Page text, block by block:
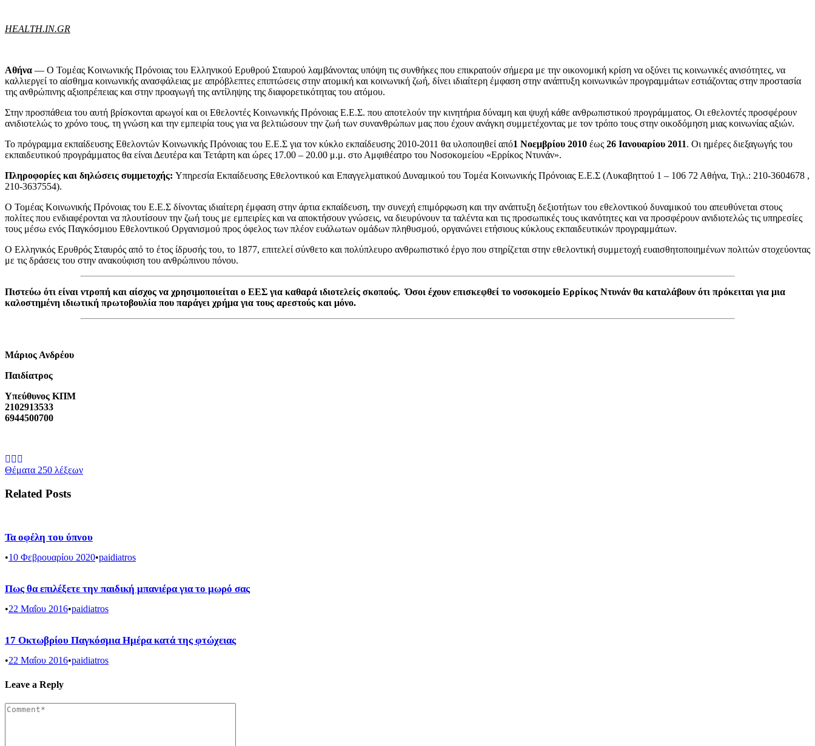
HEALTH.IN.GR
Αθήνα — Ο Τομέας Κοινωνικής Πρόνοιας του Ελληνικού Ερυθρού Σταυρού λαμβάνοντας υπόψη τις συνθήκες που επικρατούν σήμερα με την οικονομική κρίση να οξύνει τις κοινωνικές ανισότητες, να
καλλιεργεί το αίσθημα κοινωνικής ανασφάλειας με απρόβλεπτες επιπτώσεις στην ατομική και κοινωνική ζωή, δίνει ιδιαίτερη έμφαση στην ανάπτυξη κοινωνικών προγραμμάτων εστιάζοντας στην προστασία
της ανθρώπινης αξιοπρέπειας και στην προαγωγή της αντίληψης της διαφορετικότητας του ατόμου.
Στην προσπάθεια του αυτή βρίσκονται αρωγοί και οι Εθελοντές Κοινωνικής Πρόνοιας Ε.Ε.Σ. που αποτελούν την κινητήρια δύναμη και ψυχή κάθε ανθρωπιστικού προγράμματος. Οι εθελοντές προσφέρουν
ανιδιοτελώς το χρόνο τους, τη γνώση και την εμπειρία τους για να βελτιώσουν την ζωή των συνανθρώπων μας που έχουν ανάγκη συμμετέχοντας με τον τρόπο τους στην οικοδόμηση μιας κοινωνίας αξιών.
Το πρόγραμμα εκπαίδευσης Εθελοντών Κοινωνικής Πρόνοιας του Ε.Ε.Σ για τον κύκλο εκπαίδευσης 2010-2011 θα υλοποιηθεί από1 Νοεμβρίου 2010 έως 26 Ιανουαρίου 2011. Οι ημέρες διεξαγωγής του
εκπαιδευτικού προγράμματος θα είναι Δευτέρα και Τετάρτη και ώρες 17.00 – 20.00 μ.μ. στο Αμφιθέατρο του Νοσοκομείου «Ερρίκος Ντυνάν».
Πληροφορίες και δηλώσεις συμμετοχής: Υπηρεσία Εκπαίδευσης Εθελοντικού και Επαγγελματικού Δυναμικού του Τομέα Κοινωνικής Πρόνοιας Ε.Ε.Σ (Λυκαβηττού 1 – 106 72 Αθήνα, Τηλ.: 210-3604678 ,
210-3637554).
Ο Τομέας Κοινωνικής Πρόνοιας του Ε.Ε.Σ δίνοντας ιδιαίτερη έμφαση στην άρτια εκπαίδευση, την συνεχή επιμόρφωση και την ανάπτυξη δεξιοτήτων του εθελοντικού δυναμικού του απευθύνεται στους
πολίτες που ενδιαφέρονται να πλουτίσουν την ζωή τους με εμπειρίες και να αποκτήσουν γνώσεις, να διευρύνουν τα ταλέντα και τις προσωπικές τους ικανότητες και να προσφέρουν ανιδιοτελώς τις υπηρεσίες
τους μέσω ενός Παγκόσμιου Εθελοντικού Οργανισμού προς όφελος των πλέον ευάλωτων ομάδων πληθυσμού, οργανώνει ετήσιους κύκλους εκπαιδευτικών προγραμμάτων.
Ο Ελληνικός Ερυθρός Σταυρός από το έτος ίδρυσής του, το 1877, επιτελεί σύνθετο και πολύπλευρο ανθρωπιστικό έργο που στηρίζεται στην εθελοντική συμμετοχή ευαισθητοποιημένων πολιτών στοχεύοντας
με τις δράσεις του στην ανακούφιση του ανθρώπινου πόνου.
Πιστεύω ότι είναι ντροπή και αίσχος να χρησιμοποιείται ο ΕΕΣ για καθαρά ιδιοτελείς σκοπούς. Όσοι έχουν επισκεφθεί το νοσοκομείο Ερρίκος Ντυνάν θα καταλάβουν ότι πρόκειται για μια
καλοστημένη ιδιωτική πρωτοβουλία που παράγει χρήμα για τους αρεστούς και μόνο.
Μάριος Ανδρέου
Παιδίατρος
Υπεύθυνος ΚΠΜ
2102913533
6944500700
Θέματα 250 λέξεων
Related Posts
Τα οφέλη του ύπνου
•10 Φεβρουαρίου 2020•paidiatros
Πως θα επιλέξετε την παιδική μπανιέρα για το μωρό σας
•22 Μαΐου 2016•paidiatros
17 Οκτωβρίου Παγκόσμια Ημέρα κατά της φτώχειας
•22 Μαΐου 2016•paidiatros
Leave a Reply